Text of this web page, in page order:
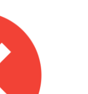
Shilav Sayag
איכות מדהימה!